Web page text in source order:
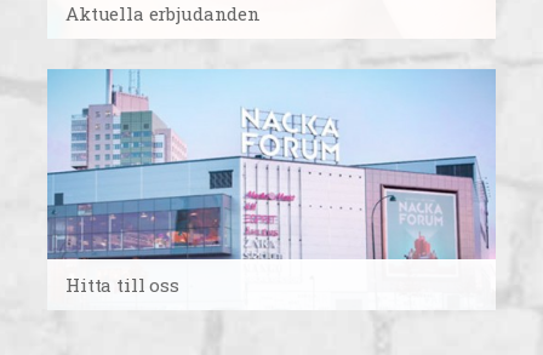
Aktuella erbjudanden
Hitta till oss